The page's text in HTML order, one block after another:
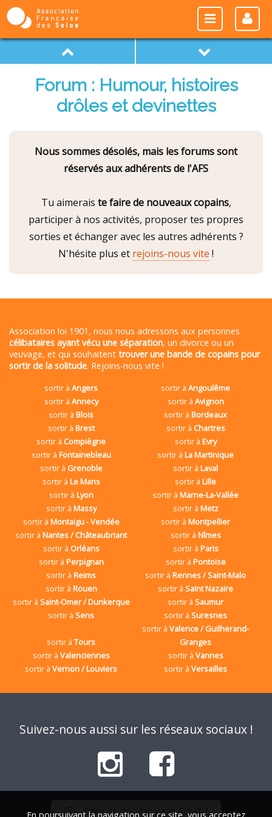
Forum : Humour, histoires
drôles et devinettes
Nous sommes désolés, mais les forums sont
réservés aux adhérents de l'AFS
Tu aimerais te faire de nouveaux copains,
participer à nos activités, proposer tes propres
sorties et échanger avec les autres adhérents ?
N'hésite plus et rejoins-nous vite !
Association loi 1901, nous nous adressons aux personnes
célibataires ayant vécu une séparation, un divorce ou un
veuvage, et qui souhaitent trouver une bande de copains pour
sortir de la solitude. Rejoins-nous vite !
sortir àAngers sortir àAngoulême
sortir à Annecy sortir à Avignon
sortir àBlois sortir àBordeaux
sortir à Brest sortir à Chartres
sortir à Compiègne sortir à Evry
sortir à Fontainebleau sortir àLa Martinique
sortir à Grenoble sortir àLaval
sortir à Le Mans sortir àLille
sortir à Lyon sortir àMarne-La-Vallée
sortir à Massy sortir à Metz
sortir à Montaigu - Vendée sortir àMontpellier
sortir àNantes / Châteaubriant sortir à Nîmes
sortir à Orléans sortir à Paris
sortir à Perpignan sortir à Pontoise
sortir àReims sortir àRennes / Saint-Malo
sortir à Rouen sortir àSaint Nazaire
sortir à Saint-Omer / Dunkerque sortir àSaumur
sortir àSens sortir àSuresnes
sortir àTours
sortir àValence / Guilherand-
Granges
sortir à Valenciennes sortir à Vannes
sortir àVernon / Louviers sortir àVersailles
Suivez-nous aussi sur les réseaux sociaux !
Envie de discuter sur le Tchat ?